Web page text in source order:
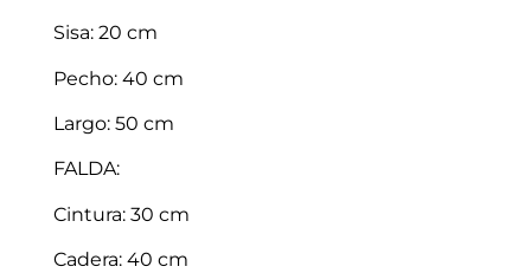
Sisa: 20 cm
Pecho: 40 cm
Largo: 50 cm
FALDA:
Cintura: 30 cm
Cadera: 40 cm